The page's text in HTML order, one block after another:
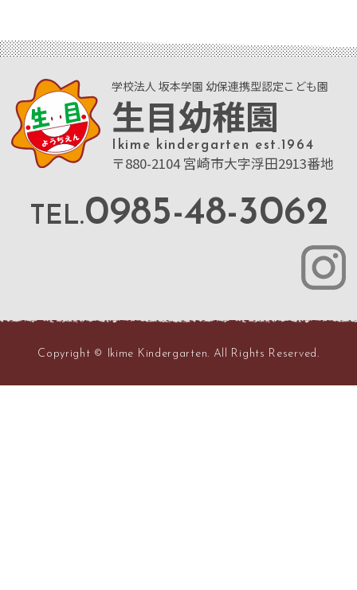
学校法人 坂本学園 幼保連携型認定こども園
生目幼稚園
Ikime kindergarten est.1964
〒880-2104 宮崎市大字浮田2913番地
TEL.0985-48-3062
Copyright © Ikime Kindergarten. All Rights Reserved.